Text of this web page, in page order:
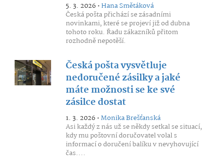
5. 3. 2026 •Hana Smětáková
Česká pošta přichází se zásadními
novinkami, které se projeví již od dubna
tohoto roku. Řadu zákazníků přitom
rozhodně nepotěší.
Česká pošta vysvětluje
nedoručené zásilky a jaké
máte možnosti se ke své
zásilce dostat
1. 3. 2026 •Monika Brešťanská
Asi každý z nás už se někdy setkal se situací,
kdy mu poštovní doručovatel volal s
informací o doručení balíku v nevyhovující
čas....